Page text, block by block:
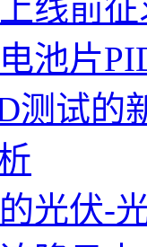
线前
池片
测试的
光伏-